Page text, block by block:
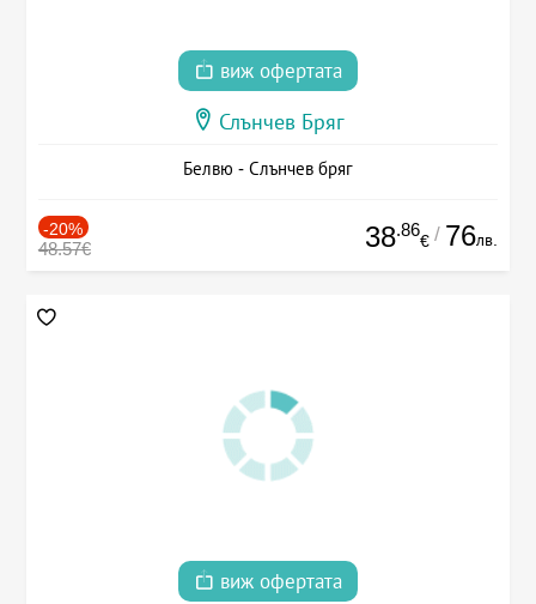
виж офертата
Слънчев Бряг
Белвю - Слънчев бряг
-20%
48.57€ 38.86
€ / 76лв.
виж офертата